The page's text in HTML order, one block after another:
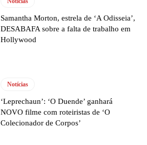
Samantha Morton, estrela de ‘A Odisseia’,
DESABAFA sobre a falta de trabalho em
Hollywood
Notícias
‘Leprechaun’: ‘O Duende’ ganhará
NOVO filme com roteiristas de ‘O
Colecionador de Corpos’